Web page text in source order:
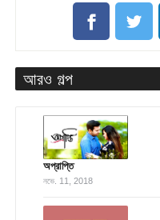
আরও গল্প
অপ্রাপ্তি
নভে. 11, 2018